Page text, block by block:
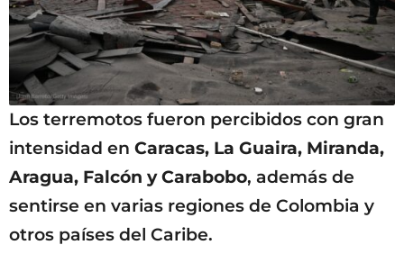
Los terremotos fueron percibidos con gran
intensidad en Caracas, La Guaira, Miranda,
Aragua, Falcón y Carabobo, además de
sentirse en varias regiones de Colombia y
otros países del Caribe.